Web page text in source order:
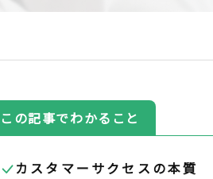
この記事でわかること
カスタマーサクセスの本質